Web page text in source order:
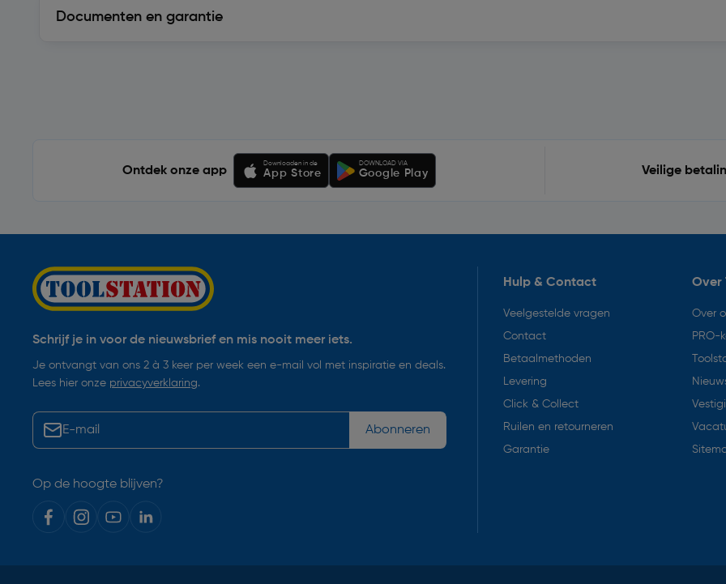
Documenten en garantie
Ontdek onze app
Downloaden in de
App Store
DOWNLOAD VIA
Google Play Veilige
Schrijf je in voor de nieuwsbrief en mis nooit meer iets.
Je ontvangt van ons 2 à 3 keer per week een e-mail vol met inspiratie en deals.
Lees hier onze privacyverklaring.
Abonneren
Op de hoogte blijven?
Hulp & Contact
Veelgestelde vragen
Contact
Betaalmethoden
Levering
Click & Collect
Ruilen en retourneren
Garantie
Over
Over
PRO-